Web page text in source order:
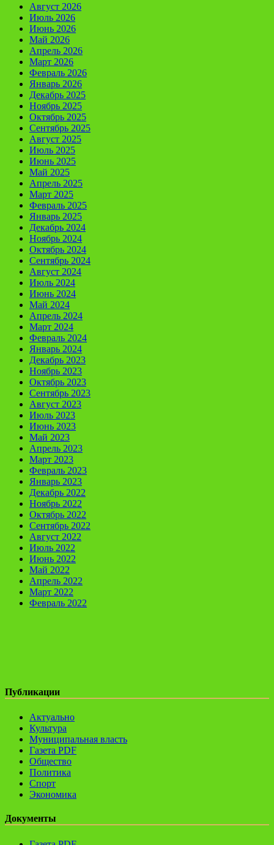
Август 2026
Июль 2026
Июнь 2026
Май 2026
Апрель 2026
Март 2026
Февраль 2026
Январь 2026
Декабрь 2025
Ноябрь 2025
Октябрь 2025
Сентябрь 2025
Август 2025
Июль 2025
Июнь 2025
Май 2025
Апрель 2025
Март 2025
Февраль 2025
Январь 2025
Декабрь 2024
Ноябрь 2024
Октябрь 2024
Сентябрь 2024
Август 2024
Июль 2024
Июнь 2024
Май 2024
Апрель 2024
Март 2024
Февраль 2024
Январь 2024
Декабрь 2023
Ноябрь 2023
Октябрь 2023
Сентябрь 2023
Август 2023
Июль 2023
Июнь 2023
Май 2023
Апрель 2023
Март 2023
Февраль 2023
Январь 2023
Декабрь 2022
Ноябрь 2022
Октябрь 2022
Сентябрь 2022
Август 2022
Июль 2022
Июнь 2022
Май 2022
Апрель 2022
Март 2022
Февраль 2022
Публикации
Актуально
Культура
Муниципальная власть
Газета PDF
Общество
Политика
Спорт
Экономика
Документы